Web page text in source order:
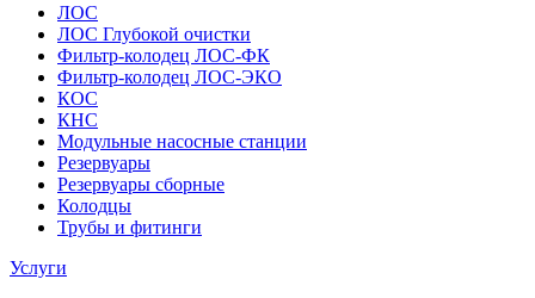
ЛОС
ЛОС Глубокой очистки
Фильтр-колодец ЛОС-ФК
Фильтр-колодец ЛОС-ЭКО
КОС
КНС
Модульные насосные станции
Резервуары
Резервуары сборные
Колодцы
Трубы и фитинги
Услуги